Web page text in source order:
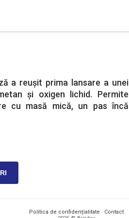
a reușit prima lansare a unei
şi oxigen lichid. Permite
cu masă mică, un pas încă
Politica de confidențialitate · Contact